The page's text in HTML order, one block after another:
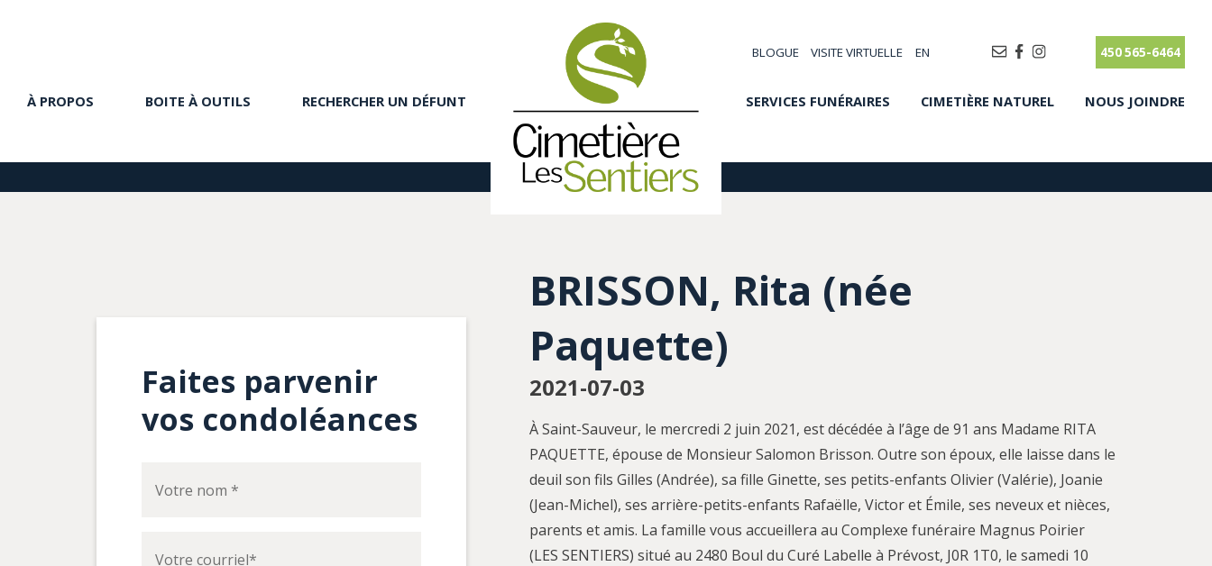
BLOGUE VISITE VIRTUELLE EN 450 565-6464
À PROPOS BOITE À OUTILS RECHERCHER UN DÉFUNT SERVICES FUNÉRAIRES CIMETIÈRE NATUREL NOUS JOINDRE
Faites parvenir
vos condoléances
BRISSON, Rita (née
Paquette)
2021-07-03
À Saint-Sauveur, le mercredi 2 juin 2021, est décédée à l’âge de 91 ans Madame RITA
PAQUETTE, épouse de Monsieur Salomon Brisson. Outre son époux, elle laisse dans le
deuil son fils Gilles (Andrée), sa fille Ginette, ses petits-enfants Olivier (Valérie), Joanie
(Jean-Michel), ses arrière-petits-enfants Rafaëlle, Victor et Émile, ses neveux et nièces,
parents et amis. La famille vous accueillera au Complexe funéraire Magnus Poirier
(LES SENTIERS) situé au 2480 Boul du Curé Labelle à Prévost, J0R 1T0, le samedi 10